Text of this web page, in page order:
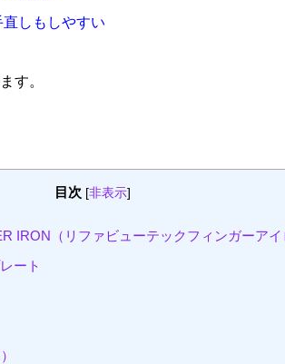
しもしやすい
す。
目次 [非表示]
IRON（リファビューテックフィンガーア
ート